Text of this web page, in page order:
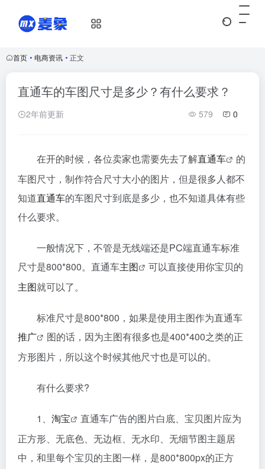
首页 • 电商资讯 • 正文
直通车的车图尺寸是多少？有什么要求？
2年前更新 579 0
在开的时候，各位卖家也需要先去了解直通车
的
车图尺寸，制作符合尺寸大小的图片，但是很多人都不
知道直通车的车图尺寸到底是多少，也不知道具体有些
什么要求。
一般情况下，不管是无线端还是PC端直通车标准
尺寸是800*800。直通车主图
可以直接使用你宝贝的
主图就可以了。
标准尺寸是800*800，如果是使用主图作为直通车
推广
图的话，因为主图有很多也是400*400之类的正
方形图片，所以这个时候其他尺寸也是可以的。
有什么要求?
1、 淘宝
直通车广告的图片白底、宝贝图片应为
正方形、无底色、无边框、无水印、无细节图主题居
中，和里每个宝贝的主图一样，是800*800px的正方